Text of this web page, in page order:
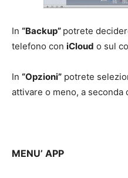
In “Backup” potrete
telefono con iCloud o sul
In “Opzioni” potrete
attivare o meno, a
MENU’ APP